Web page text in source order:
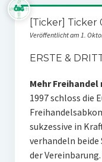
[Ticker] Ticker
Veröffentlicht am 1.
ERSTE &
Mehr
1997 schloss die
sukzessive in
verhandeln
der